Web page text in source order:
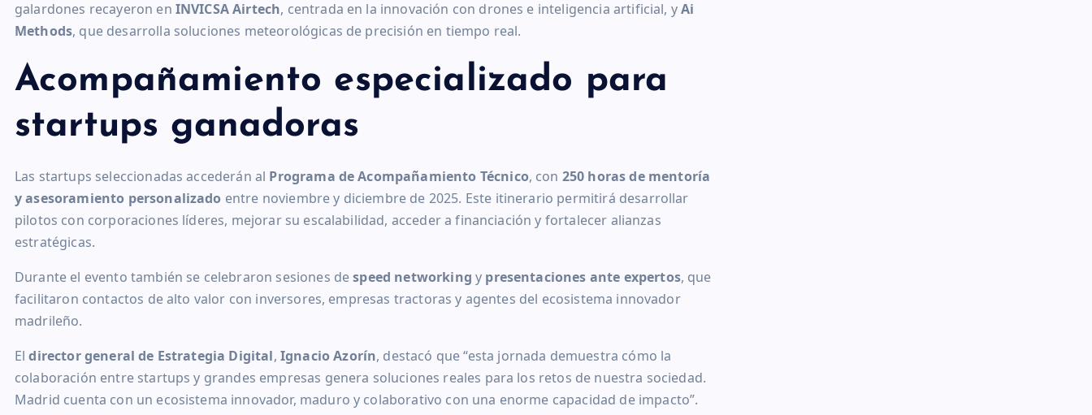
galardones recayeron en INVICSA Airtech, centrada en la innovación con drones e inteligencia artificial, yAi
Methods, que desarrolla soluciones meteorológicas de precisión en tiempo real.
Acompañamiento especializado para
startups ganadoras
Las startups seleccionadas accederán al Programa de Acompañamiento Técnico, con 250 horas de mentoría
y asesoramiento personalizado entre noviembre y diciembre de 2025. Este itinerario permitirá desarrollar
pilotos con corporaciones líderes, mejorar su escalabilidad, acceder a financiación y fortalecer alianzas
estratégicas.
Durante el evento también se celebraron sesiones despeed networking y presentaciones ante expertos, que
facilitaron contactos de alto valor con inversores, empresas tractoras y agentes del ecosistema innovador
madrileño.
Eldirector general de Estrategia Digital, Ignacio Azorín, destacó que “esta jornada demuestra cómo la
colaboración entre startups y grandes empresas genera soluciones reales para los retos de nuestra sociedad.
Madrid cuenta con un ecosistema innovador, maduro y colaborativo con una enorme capacidad de impacto”.